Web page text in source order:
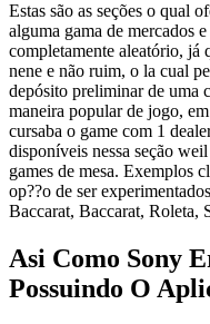
Estas são as seções o qual
alguma gama de mercados
completamente aleatório, já
nene e não ruim, o la cual
depósito preliminar de uma
maneira popular de jogo,
cursaba o game com 1
disponíveis nessa seção
games de mesa. Exemplos
op??o de ser
Baccarat, Baccarat, Roleta,
Asi Como Sony
Possuindo O